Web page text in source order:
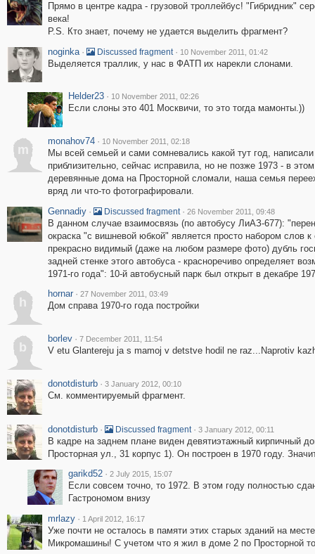
Прямо в центре кадра - грузовой троллейбус! "Гибридник"
века!
P.S. Кто знает, почему не удается выделить фрагмент?
noginka · Discussed fragment · 10 November 2011, 01:42
Выделяется траллик, у нас в ФАТП их нарекли слонами.
Helder23 · 10 November 2011, 02:26
Если слоны это 401 Москвичи, то это тогда мамонты.))
m
monahov74 · 10 November 2011, 02:18
Мы всей семьей и сами сомневались какой тут год, написали
приблизительно, сейчас исправила, но не позже 1973 - в
деревянные дома на Просторной сломали, наша семья
вряд ли что-то фотографировали.
Gennadiy · Discussed fragment · 26 November 2011, 09:48
В данном случае взаимосвязь (по автобусу ЛиАЗ-677):
окраска "с вишневой юбкой" является просто набором слов
прекрасно видимый (даже на любом размере фото) дубль
задней стенке этого автобуса - красноречиво определяет
1971-го года": 10-й автобусный парк был открыт в декабре
h
hornar · 27 November 2011, 03:49
Дом справа 1970-го года постройки
b
borlev · 7 December 2011, 11:54
V etu Glantereju ja s mamoj v detstve hodil ne raz...Naprotiv
donotdisturb · 3 January 2012, 00:10
См. комментируемый фрагмент.
donotdisturb · Discussed fragment · 3 January 2012, 00:11
В кадре на заднем плане виден девятиэтажный кирпичный
Просторная ул., 31 корпус 1). Он построен в 1970 году.
garikd52 · 2 July 2015, 15:07
Если совсем точно, то 1972. В этом году полностью
Гастрономом внизу
mrlazy · 1 April 2012, 16:17
Уже почти не осталось в памяти этих старых зданий на
Микромашины! С учетом что я жил в доме 2 по Просторной